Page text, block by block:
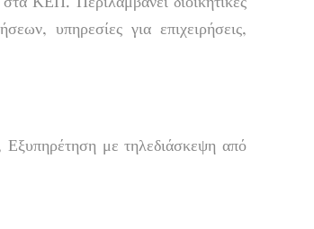
υπηρεσίες για επιχειρήσεις,
Εξυπηρέτηση με τηλεδιάσκεψη από